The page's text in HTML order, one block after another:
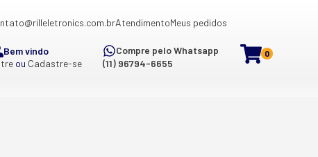
AtendimentoMeus pedidos
Bem vindo
ou Cadastre-se
Compre pelo Whatsapp
(11) 96794-6655
0